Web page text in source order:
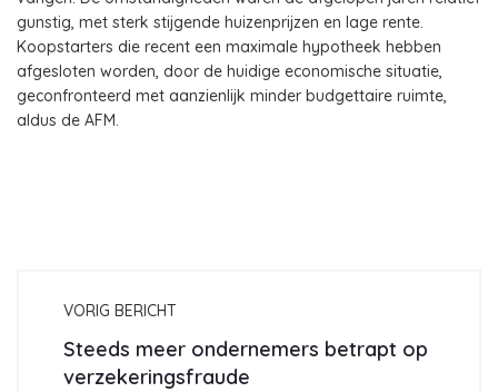
gunstig, met sterk stijgende huizenprijzen en lage rente.
Koopstarters die recent een maximale hypotheek hebben
afgesloten worden, door de huidige economische situatie,
geconfronteerd met aanzienlijk minder budgettaire ruimte,
aldus de AFM.
VORIG BERICHT
Steeds meer ondernemers betrapt op
verzekeringsfraude